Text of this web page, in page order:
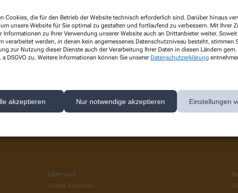
Cookies, die für den Betrieb der Website technisch erforderlich sind. Darüber hinaus
unsere Website für Sie optimal zu gestalten und fortlaufend zu verbessern. Mit Ihrer
Informationen zu Ihrer Verwendung unserer Website auch an Drittanbieter weiter. Soweit
verarbeitet werden, in denen kein angemessenes Datenschutzniveau besteht, stimmen
zur Nutzung dieser Dienste auch der Verarbeitung Ihrer Daten in diesen Ländern
a DSGVO zu. Weitere Informationen können Sie unserer Datenschutzerklärung
akzeptieren Nur notwendige akzeptieren Einstellungen
Über uns
Unsere Apotheke